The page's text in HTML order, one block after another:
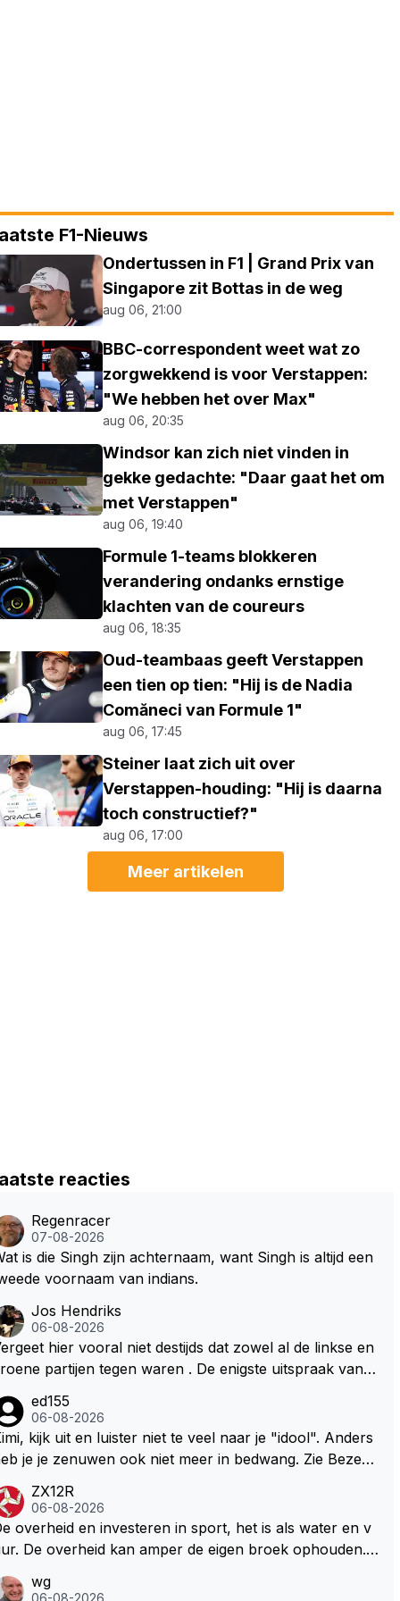
F1-Nieuws
Ondertussen in F1 | Grand Prix van
Singapore zit Bottas in de weg
aug 06, 21:00
BBC-correspondent weet wat zo
zorgwekkend is voor Verstappen:
"We hebben het over Max"
aug 06, 20:35
Windsor kan zich niet vinden in
gekke gedachte: "Daar gaat het om
met Verstappen"
aug 06, 19:40
Formule 1-teams blokkeren
verandering ondanks ernstige
klachten van de coureurs
aug 06, 18:35
Oud-teambaas geeft Verstappen
een tien op tien: "Hij is de Nadia
Comăneci van Formule 1"
aug 06, 17:45
Steiner laat zich uit over
Verstappen-houding: "Hij is daarna
toch constructief?"
aug 06, 17:00
Meer artikelen
reacties
Regenracer
07-08-2026
is die Singh zijn achternaam, want Singh is altijd een
voornaam van indians.
Jos Hendriks
06-08-2026
hier vooral niet destijds dat zowel al de linkse en
partijen tegen waren . De enigste uitspraak van e
ze hun eigen uitlaat gassen inademen maar niet wet
was dat de F1 motor schoner is dan een normale a
Dus denk echt niet dat deze groene/wollen regering
ed155
06-08-2026
kijk uit en luister niet te veel naar je "idool". Anders
je je zenuwen ook niet meer in bedwang. Zie Bezech
Veel gezelliger
ZX12R
06-08-2026
overheid en investeren in sport, het is als water en v
De overheid kan amper de eigen broek ophouden.
het best vergelijken met de sheriff van Nottinghem
wg
06-08-2026